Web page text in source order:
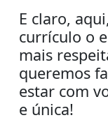
E claro,
currículo o
mais
queremos
estar com
e única!